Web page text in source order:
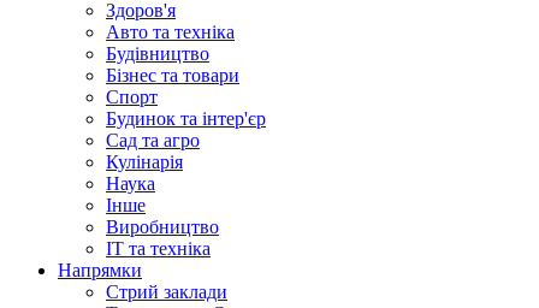
Здоров'я
Авто та техніка
Будівництво
Бізнес та товари
Спорт
Будинок та інтер'єр
Сад та агро
Кулінарія
Наука
Інше
Виробництво
IT та техніка
Напрямки
Стрий заклади